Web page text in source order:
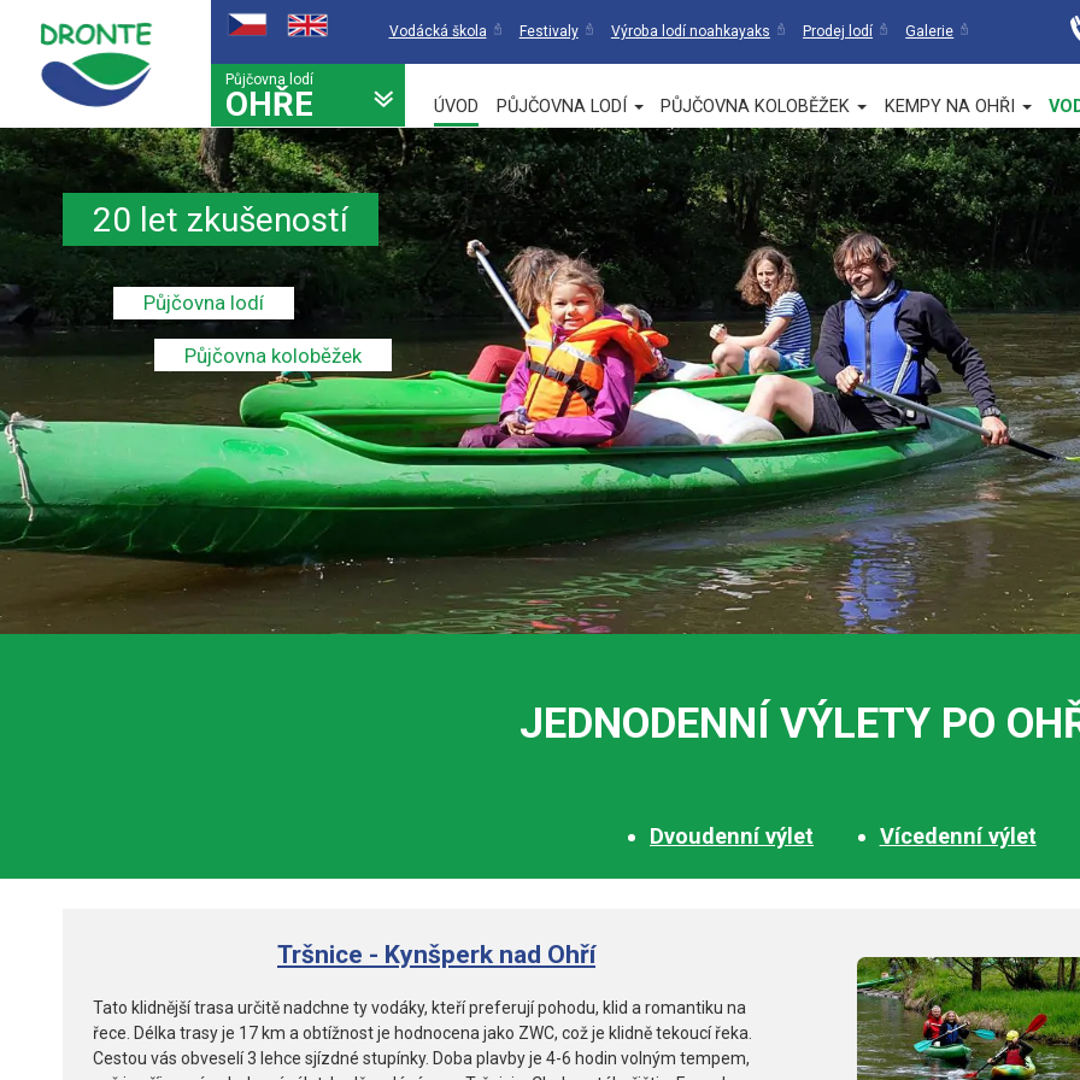
Vodácká škola Festivaly Výroba lodí noahkayaks Prodej lodí Galerie
Půjčovna lodí
OHŘE ÚVOD PŮJČOVNA LODÍ PŮJČOVNA KOLOBĚŽEK KEMPY NA OHŘI
20 let zkušeností
Půjčovna lodí
Půjčovna koloběžek
JEDNODENNÍ VÝLETY PO
Dvoudenní výlet Vícedenní výlet
Tršnice - Kynšperk nad Ohří
Tato klidnější trasa určitě nadchne ty vodáky, kteří preferují pohodu, klid a romantiku na
řece. Délka trasy je 17 km a obtížnost je hodnocena jako ZWC, což je klidně tekoucí řeka.
Cestou vás obveselí 3 lehce sjízdné stupínky. Doba plavby je 4-6 hodin volným tempem,